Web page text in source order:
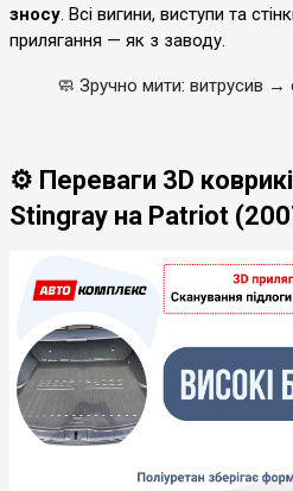
зносу. Всі вигини, виступи та
прилягання — як з заводу.
🧼 Зручно мити: витрусив
⚙️ Переваги 3D
Stingray на Patriot